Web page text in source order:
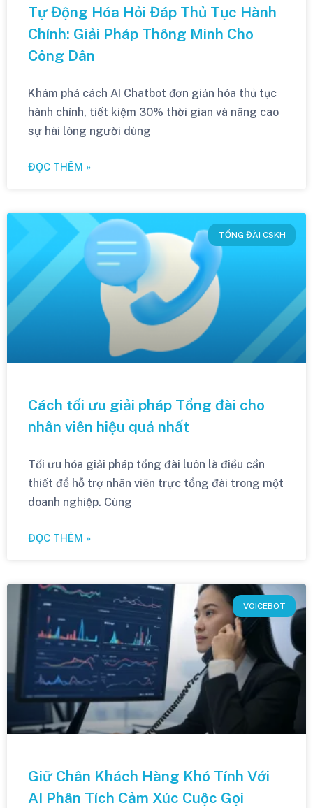
Tự Động Hóa Hỏi Đáp Thủ Tục Hành
Chính: Giải Pháp Thông Minh Cho
Công Dân
Khám phá cách AI Chatbot đơn giản hóa thủ tục
hành chính, tiết kiệm 30% thời gian và nâng cao
sự hài lòng người dùng
ĐỌC THÊM »
TỔNG ĐÀI CSKH
Cách tối ưu giải pháp Tổng đài cho
nhân viên hiệu quả nhất
Tối ưu hóa giải pháp tổng đài luôn là điều cần
thiết để hỗ trợ nhân viên trực tổng đài trong một
doanh nghiệp. Cùng
ĐỌC THÊM »
VOICEBOT
Giữ Chân Khách Hàng Khó Tính Với
AI Phân Tích Cảm Xúc Cuộc Gọi